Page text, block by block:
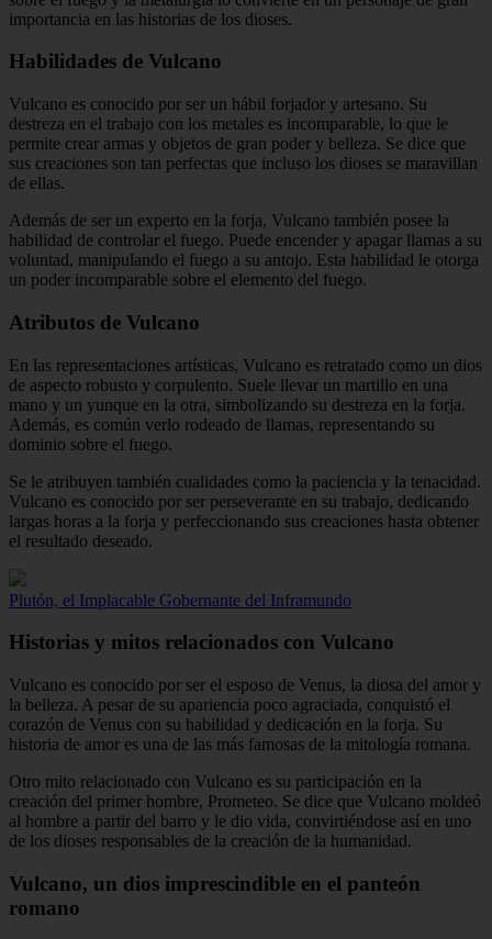
importancia en las historias de los dioses.
Habilidades de Vulcano
Vulcano es conocido por ser un hábil forjador y artesano. Su
destreza en el trabajo con los metales es incomparable, lo que le
permite crear armas y objetos de gran poder y belleza. Se dice que
sus creaciones son tan perfectas que incluso los dioses se maravillan
de ellas.
Además de ser un experto en la forja, Vulcano también posee la
habilidad de controlar el fuego. Puede encender y apagar llamas a su
voluntad, manipulando el fuego a su antojo. Esta habilidad le otorga
un poder incomparable sobre el elemento del fuego.
Atributos de Vulcano
En las representaciones artísticas, Vulcano es retratado como un dios
de aspecto robusto y corpulento. Suele llevar un martillo en una
mano y un yunque en la otra, simbolizando su destreza en la forja.
Además, es común verlo rodeado de llamas, representando su
dominio sobre el fuego.
Se le atribuyen también cualidades como la paciencia y la tenacidad.
Vulcano es conocido por ser perseverante en su trabajo, dedicando
largas horas a la forja y perfeccionando sus creaciones hasta obtener
el resultado deseado.
Plutón, el Implacable Gobernante del Inframundo
Historias y mitos relacionados con Vulcano
Vulcano es conocido por ser el esposo de Venus, la diosa del amor y
la belleza. A pesar de su apariencia poco agraciada, conquistó el
corazón de Venus con su habilidad y dedicación en la forja. Su
historia de amor es una de las más famosas de la mitología romana.
Otro mito relacionado con Vulcano es su participación en la
creación del primer hombre, Prometeo. Se dice que Vulcano moldeó
al hombre a partir del barro y le dio vida, convirtiéndose así en uno
de los dioses responsables de la creación de la humanidad.
Vulcano, un dios imprescindible en el panteón
romano